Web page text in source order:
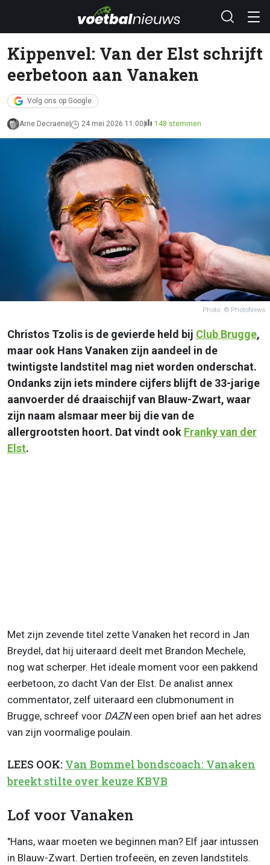
Kippenvel: Van der Elst schrijft
eerbetoon aan Vanaken
Volg ons op Google
Arne Decraene 24 mei 2026 11:00 148 stemmen
Photo: © PhotoNews
Christos Tzolis is de gevierde held bij Club Brugge,
maar ook Hans Vanaken zijn aandeel in de
twintigste landstitel mag niet worden onderschat.
Ondanks zijn iets mindere cijfers blijft de 33-jarige
aanvoerder dé draaischijf van Blauw-Zwart, waar
zijn naam alsmaar meer bij die van de
allergrootsten hoort. Dat vindt ook Franky van der
Elst.
Met zijn zevende titel zette Vanaken het record in Jan
Breydel, dat hij uiteraard deelt met Brandon Mechele,
nog wat scherper. Het ideale moment voor een pakkend
eerbetoon, zo dacht Van der Elst. De analist annex
commentator, zelf uiteraard een clubmonument in
Brugge, schreef voor DAZNeen open brief aan het adres
van zijn voormalige poulain.
LEES OOK: Van Bommel bondscoach: Vanaken
breekt stilte over keuze KBVB
Lof voor Vanaken
"Hans, waar moeten we beginnen man? Elf jaar intussen
in Blauw-Zwart. Dertien trofeeën, en zeven landstitels.